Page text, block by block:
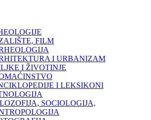
FILM
I URBANIZAM
I ŽIVOTINJE
I LEKSIKONI
SOCIOLOGIJA,